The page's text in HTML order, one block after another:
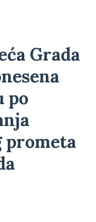
Grada
po
prometa